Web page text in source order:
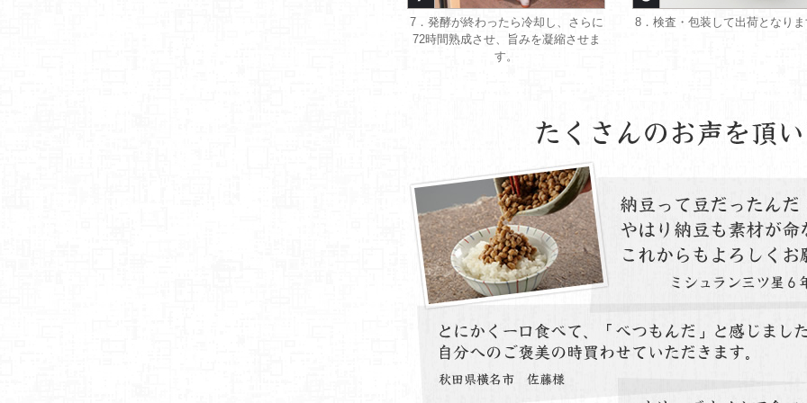
7．発酵が終わったら冷却し、さらに
72時間熟成させ、旨みを凝縮させま
す。
8．検査・包装して出荷となり